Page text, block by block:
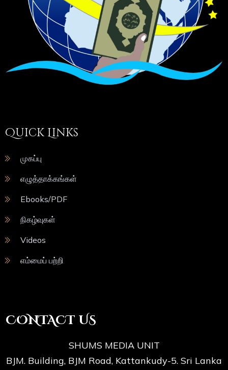
Quick Links
முகப்பு
எழுத்தாக்கங்கள்
Ebooks/PDF
நிகழ்வுகள்
Videos
எம்மைப் பற்றி
CONTACT US
SHUMS MEDIA UNIT
BJM. Building, BJM Road, Kattankudy-5. Sri Lanka